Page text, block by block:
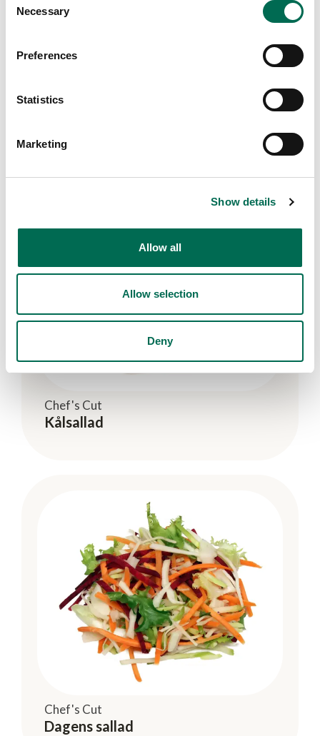
Selection
Necessary
Preferences
Statistics
Marketing
Show details
Allow all
Allow selection
Deny
Chef's Cut
Chef's Cut
Kålsallad
Chef's Cut
Dagens sallad